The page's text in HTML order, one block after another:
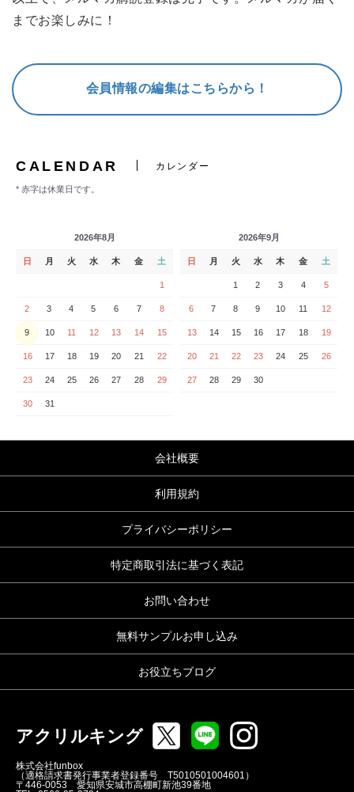
までお楽しみに！
会員情報の編集はこちらから！
CALENDAR カレンダー
* 赤字は休業日です。
2026年8月
日 月 火 水 木 金 土
1
2 3 4 5 6 7 8
9 10 11 12 13 14 15
16 17 18 19 20 21 22
23 24 25 26 27 28 29
30 31
2026年9月
日 月 火 水 木 金 土
1 2 3 4 5
6 7 8 9 10 11 12
13 14 15 16 17 18 19
20 21 22 23 24 25 26
27 28 29 30
会社概要
利用規約
プライバシーポリシー
特定商取引法に基づく表記
お問い合わせ
無料サンプルお申し込み
お役立ちブログ
アクリルキング
株式会社funbox
（適格請求書発行事業者登録番号 T5010501004601）
〒446-0053 愛知県安城市高棚町新池39番地